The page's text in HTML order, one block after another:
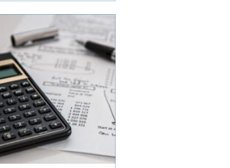
en avgörande roll för
slutresultatet, både när
det gäller utseende och
livslängd. Många
yrkesmålare och
avancerade gör-det-
självare06 augusti 2026